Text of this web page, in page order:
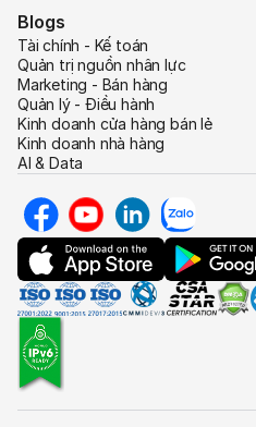
Blogs
Tài chính - Kế toán
Quản trị nguồn nhân lực
Marketing - Bán hàng
Quản lý - Điều hành
Kinh doanh cửa hàng bán lẻ
Kinh doanh nhà hàng
AI & Data